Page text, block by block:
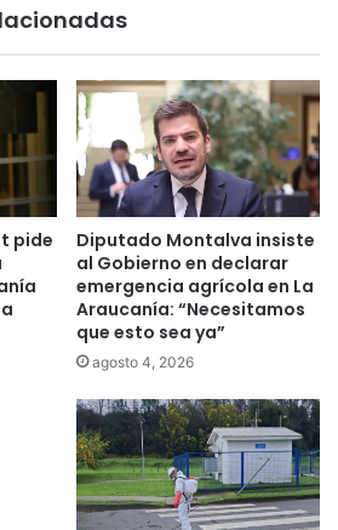
pide
Diputado Montalva insiste
al Gobierno en declarar
emergencia agrícola en La
Araucanía: “Necesitamos
que esto sea ya”
agosto 4, 2026